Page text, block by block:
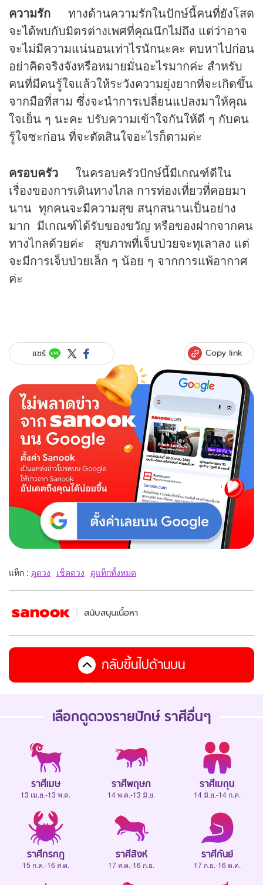
ความรัก
ทางด้านความรักในปักษ์นี้คนที่ยังโสด
จะได้พบกับมิตรต่างเพศที่คุณนึกไม่ถึง แต่ว่าอาจ
จะไม่มีความแน่นอนเท่าไรนักนะคะ คบหาไปก่อน
อย่าคิดจริงจังหรือหมายมั่นอะไรมากค่ะ สำหรับ
คนที่มีคนรู้ใจแล้วให้ระวังความยุ่งยากที่จะเกิดขึ้น
จากมือที่สาม ซึ่งจะนำการเปลี่ยนแปลงมาให้คุณ
ใจเย็น ๆ นะคะ ปรับความเข้าใจกันให้ดี ๆ กับคน
รู้ใจซะก่อน ที่จะตัดสินใจอะไรก็ตามค่ะ
ครอบครัว ในครอบครัวปักษ์นี้มีเกณฑ์ดีใน
เรื่องของการเดินทางไกล การท่องเที่ยวที่คอยมา
นาน ทุกคนจะมีความสุข สนุกสนานเป็นอย่าง
มาก มีเกณฑ์ได้รับของขวัญ หรือของฝากจากคน
ทางไกลด้วยค่ะ สุขภาพที่เจ็บป่วยจะทุเลาลง แต่
จะมีการเจ็บป่วยเล็ก ๆ น้อย ๆ จากการแพ้อากาศ
ค่ะ
แชร์ Copy link
แท็ก : ดูดวง เช็คดวง ดูแท็กทั้งหมด
สนับสนุนเนื้อหา
กลับขึ้นไปด้านบน
เลือกดูดวงรายปักษ์ราศีอื่นๆ
ราศีเมษ
13 เม.ย.-13 พ.ค.
ราศีพฤษภ
14 พ.ค.-13 มิ.ย.
ราศีเมถุน
14 มิ.ย.-14 ก.ค.
ราศีกรกฎ
15 ก.ค.-16 ส.ค.
ราศีสิงห์
17 ส.ค.-16 ก.ย.
ราศีกันย์
17 ก.ย.-16 ต.ค.